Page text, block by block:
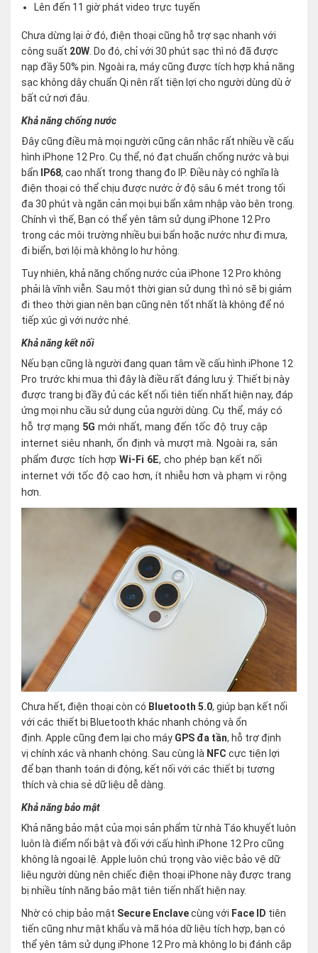
Lên đến 11 giờ phát video trực tuyến
Chưa dừng lại ở đó, điện thoại cũng hỗ trợ sạc nhanh với
công suất 20W . Do đó, chỉ với 30 phút sạc thì nó đã được
nạp đầy 50% pin. Ngoài ra, máy cũng được tích hợp khả năng
sạc không dây chuẩn Qi nên rất tiện lợi cho người dùng dù ở
bất cứ nơi đâu.
Khả năng chống nước
Đây cũng điều mà mọi người cũng cân nhắc rất nhiều về cấu
hình iPhone 12 Pro. Cụ thể, nó đạt chuẩn chống nước và bụi
bẩn
IP68, cao nhất trong thang đo IP. Điều này có nghĩa là
điện thoại có thể chịu được nước ở độ sâu 6 mét trong tối
đa 30 phút và ngăn cản mọi bụi bẩn xâm nhập vào bên trong.
Chính vì thế, Bạn có thể yên tâm sử dụng iPhone 12 Pro
trong các môi trường nhiều bụi bẩn hoặc nước như đi mưa,
đi biển, bơi lội mà không lo hư hỏng.
Tuy nhiên, khả năng chống nước của iPhone 12 Pro không
phải là vĩnh viễn. Sau một thời gian sử dụng thì nó sẽ bị giảm
đi theo thời gian nên bạn cũng nên tốt nhất là không để nó
tiếp xúc gì với nước nhé.
Khả năng kết nối
Nếu bạn cũng là người đang quan tâm về cấu hình iPhone 12
Pro trước khi mua thì đây là điều rất đáng lưu ý. Thiết bị này
được trang bị đầy đủ các kết nối tiên tiến nhất hiện nay, đáp
ứng mọi nhu cầu sử dụng của người dùng. Cụ thể, máy có
hỗ trợ mạng 5G mới nhất, mang đến tốc độ truy cập
internet siêu nhanh, ổn định và mượt mà. Ngoài ra, sản
phẩm được tích hợp Wi-Fi 6E, cho phép bạn kết nối
internet với tốc độ cao hơn, ít nhiễu hơn và phạm vi rộng
hơn.
Chưa hết, điện thoại còn có Bluetooth 5.0, giúp bạn kết nối
với các thiết bị Bluetooth khác nhanh chóng và ổn
định. Apple cũng đem lại cho máy GPS đa tần, hỗ trợ định
vị chính xác và nhanh chóng. Sau cùng là NFC cực tiện lợi
để bạn thanh toán di động, kết nối với các thiết bị tương
thích và chia sẻ dữ liệu dễ dàng.
Khả năng bảo mật
Khả năng bảo mật của mọi sản phẩm từ nhà Táo khuyết luôn
luôn là điểm nổi bật và đối với cấu hình iPhone 12 Pro cũng
không là ngoại lệ. Apple luôn chú trọng vào việc bảo vệ dữ
liệu người dùng nên chiếc điện thoại iPhone này được trang
bị nhiều tính năng bảo mật tiên tiến nhất hiện nay.
Nhờ có chip bảo mật Secure Enclavecùng với Face ID tiên
tiến cũng như mật khẩu và mã hóa dữ liệu tích hợp, bạn có
thể yên tâm sử dụng iPhone 12 Pro mà không lo bị đánh cắp